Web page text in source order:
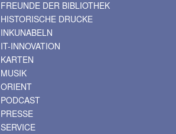
FREUNDE DER BIBLIOTHEK
HISTORISCHE DRUCKE
INKUNABELN
IT-INNOVATION
KARTEN
MUSIK
ORIENT
PODCAST
PRESSE
SERVICE